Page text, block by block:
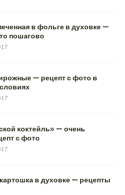
в фольге в духовке —
пошагово
— рецепт с фото в
коктейль» — очень
с фото
в духовке — рецепты